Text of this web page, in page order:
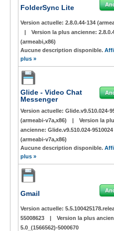
FolderSync Lite
Version actuelle: 2.8.0.44-134
|
Version la plus ancienne:
(armeabi,x86)
Aucune description disponible.
plus »
Glide - Video Chat
Messenger
Version actuelle: Glide.v9.510.024-
(armeabi-v7a,x86)
|
Version la
ancienne: Glide.v9.510.024-9510024
(armeabi-v7a,x86)
Aucune description disponible.
plus »
Gmail
Version actuelle:
55008623
|
Version la plus
5.0_(1566562)-5000670